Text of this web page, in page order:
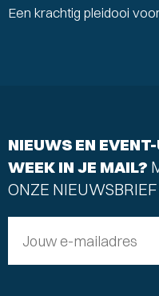
Een krachtig pleidooi
NIEUWS EN
WEEK IN JE MAIL?
ONZE
Jouw e-mailadres